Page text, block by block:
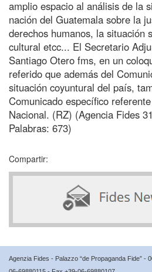
amplio espacio al análisis de la
nación del Guatemala sobre la
derechos humanos, la situación
cultural etcc... El Secretario
Santiago Otero fms, en un
referido que además del
situación coyuntural del país,
Comunicado específico
Nacional. (RZ) (Agencia Fides
Palabras: 673)
Compartir:
Agenzia Fides - Palazzo “de Propaganda Fide” -